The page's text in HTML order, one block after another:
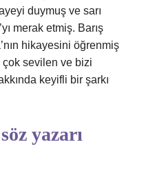
duymuş ve sarı
merak etmiş. Barış
hikayesini öğrenmiş
çok sevilen ve bizi
keyifli bir şarkı
yazarı